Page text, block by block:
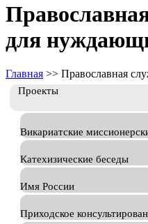
для
Главная >> Православная
Проекты
Викариатские
Катехизические беседы
Имя России
Приходское